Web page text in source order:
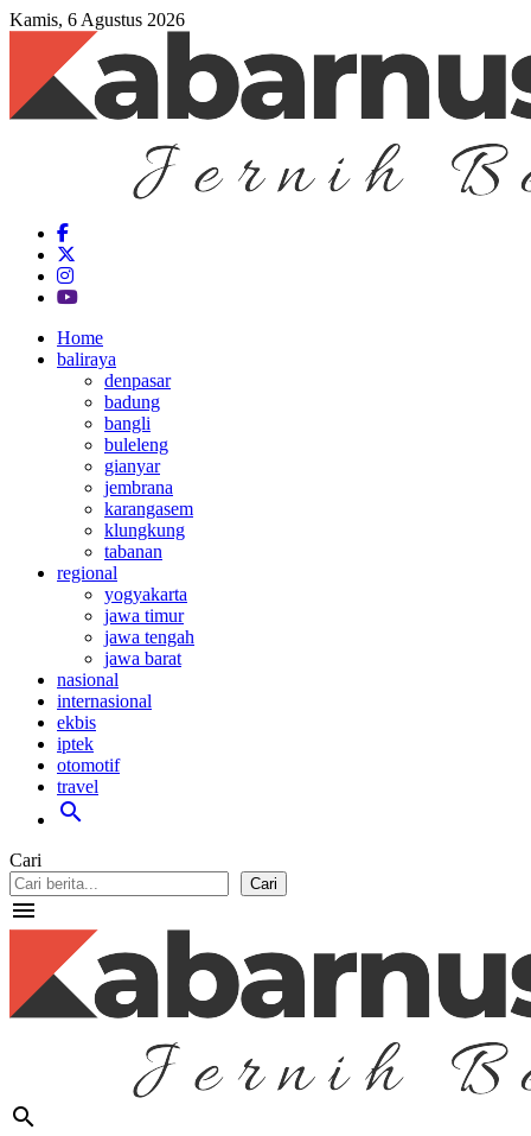
Kamis, 6 Agustus 2026
Home
baliraya
denpasar
badung
bangli
buleleng
gianyar
jembrana
karangasem
klungkung
tabanan
regional
yogyakarta
jawa timur
jawa tengah
jawa barat
nasional
internasional
ekbis
iptek
otomotif
travel
search
Cari
Cari
menu
search